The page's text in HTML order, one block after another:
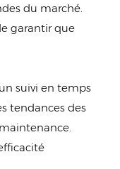
du marché.
garantir que
suivi en temps
tendances des